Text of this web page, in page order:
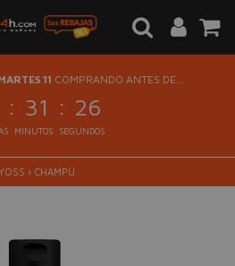
11 COMPRANDO ANTES DE...
: 31 : 26
MINUTOS SEGUNDOS
› CHAMPÚ